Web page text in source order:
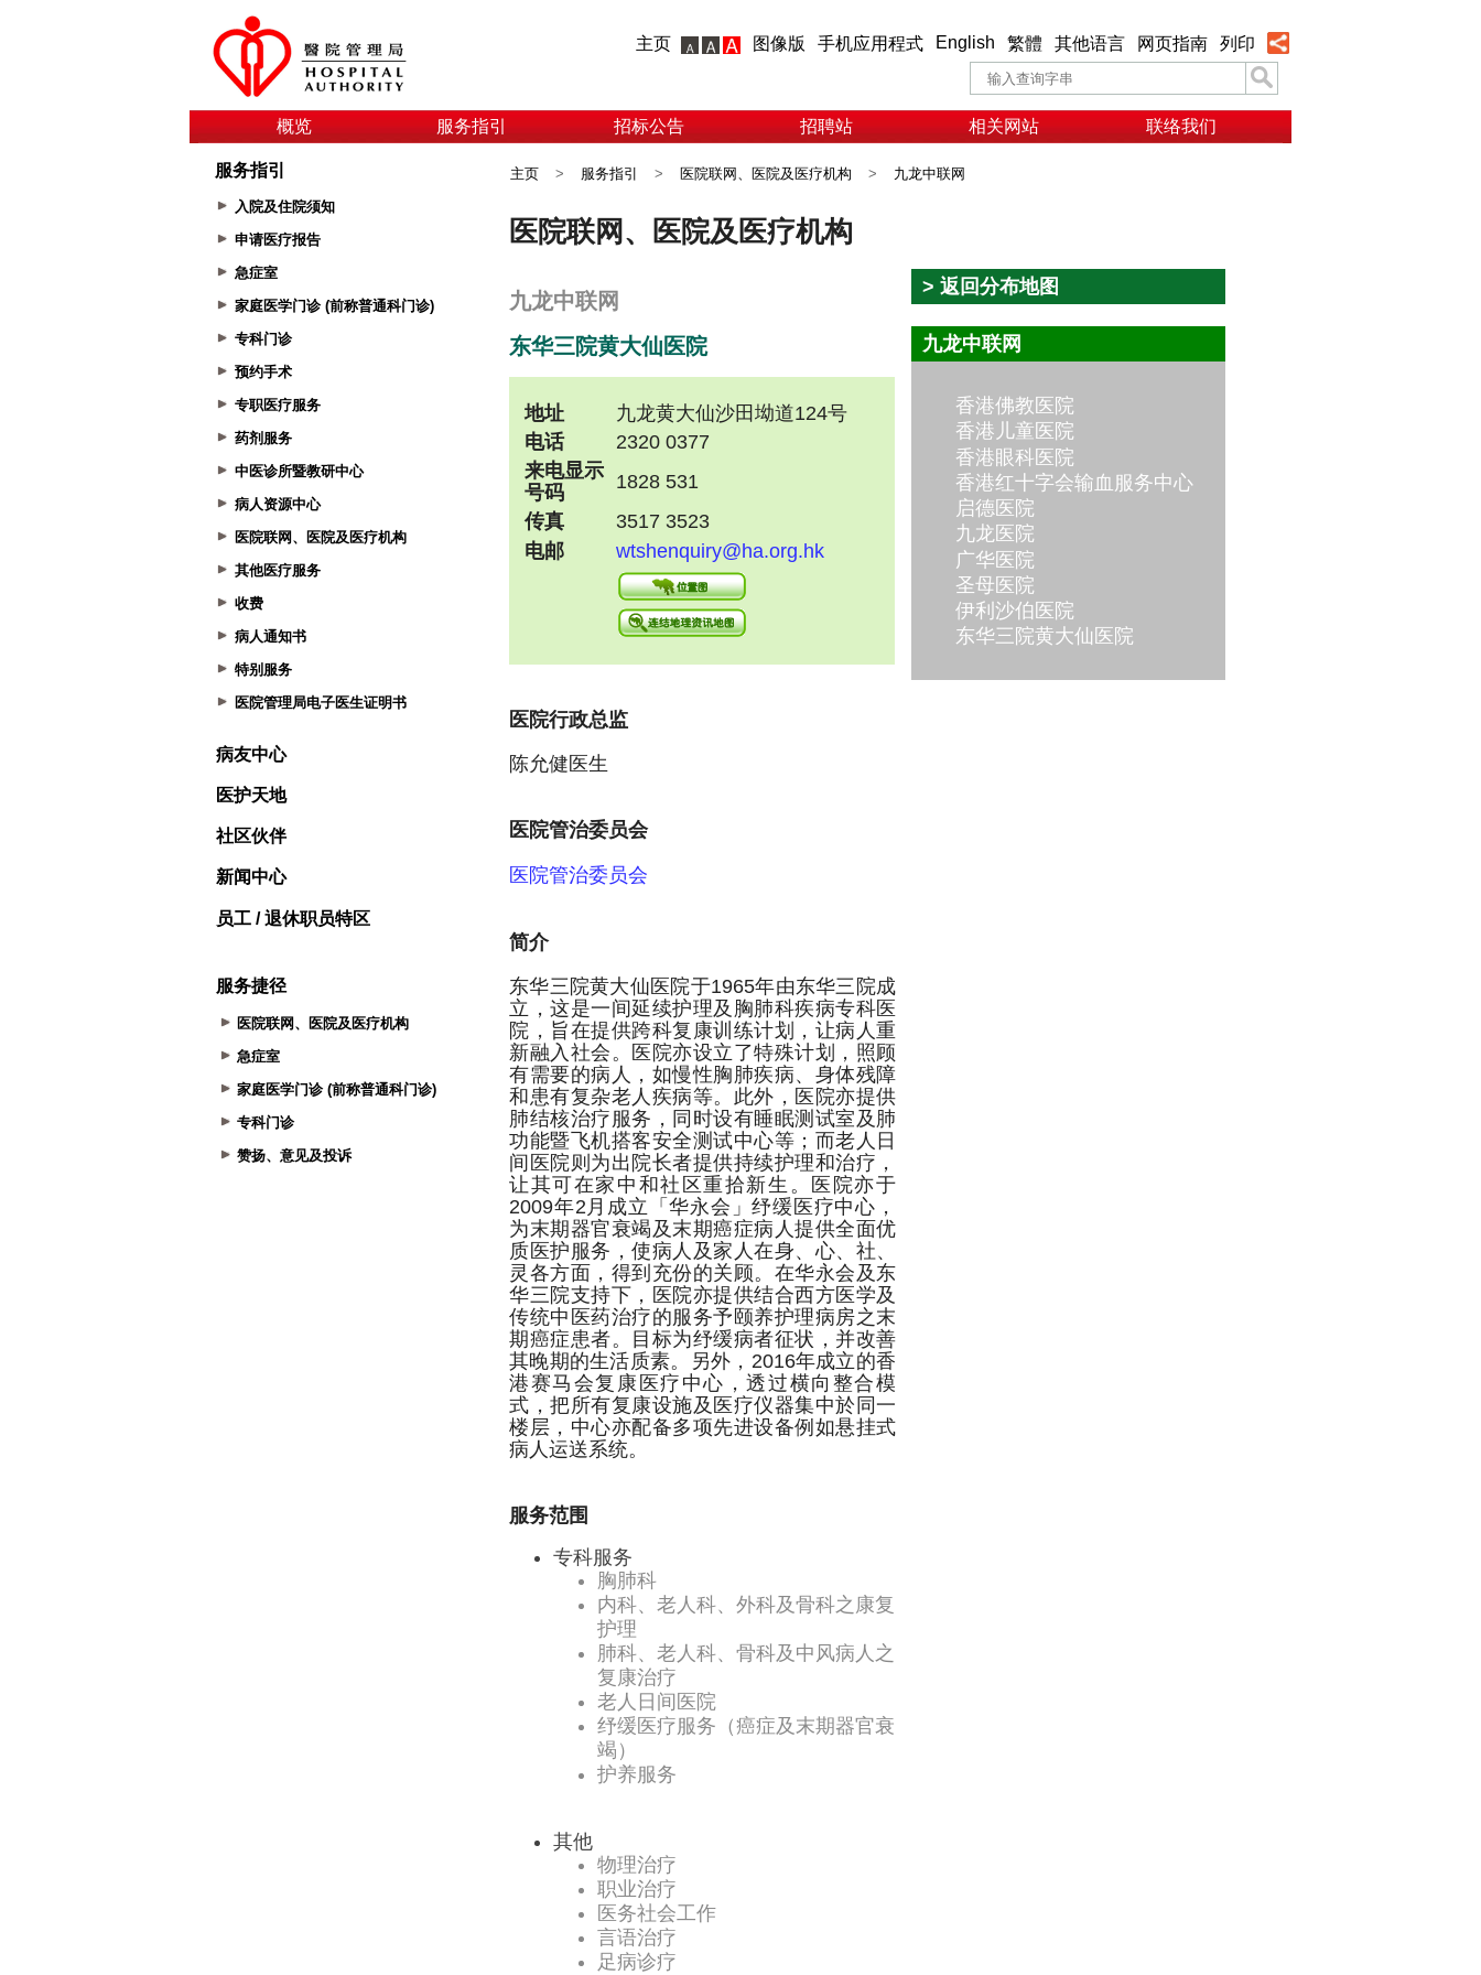
主页 图像版 手机应用程式 English 繁體 其他语言 网页指南 列印
概览 服务指引 招标公告 招聘站 相关网站 联络我们
服务指引
入院及住院须知
申请医疗报告
急症室
家庭医学门诊 (前称普通科门诊)
专科门诊
预约手术
专职医疗服务
药剂服务
中医诊所暨教研中心
病人资源中心
医院联网、医院及医疗机构
其他医疗服务
收费
病人通知书
特别服务
医院管理局电子医生证明书
病友中心
医护天地
社区伙伴
新闻中心
员工 / 退休职员特区
服务捷径
医院联网、医院及医疗机构
急症室
家庭医学门诊 (前称普通科门诊)
专科门诊
赞扬、意见及投诉
主页 > 服务指引 > 医院联网、医院及医疗机构 > 九龙中联网